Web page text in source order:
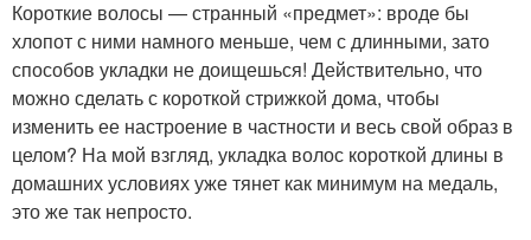
Короткие волосы — странный «предмет»: вроде бы
хлопот с ними намного меньше, чем с длинными, зато
способов укладки не доищешься! Действительно, что
можно сделать с короткой стрижкой дома, чтобы
изменить ее настроение в частности и весь свой образ в
целом? На мой взгляд, укладка волос короткой длины в
домашних условиях уже тянет как минимум на медаль,
это же так непросто.